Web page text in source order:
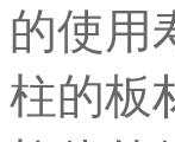
的使用
柱的板